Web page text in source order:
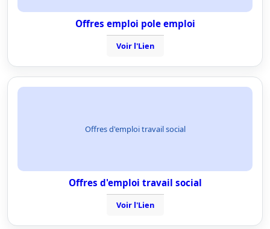
Offres emploi pole emploi
Voir l'Lien
Offres d'emploi travail social
Offres d'emploi travail social
Voir l'Lien